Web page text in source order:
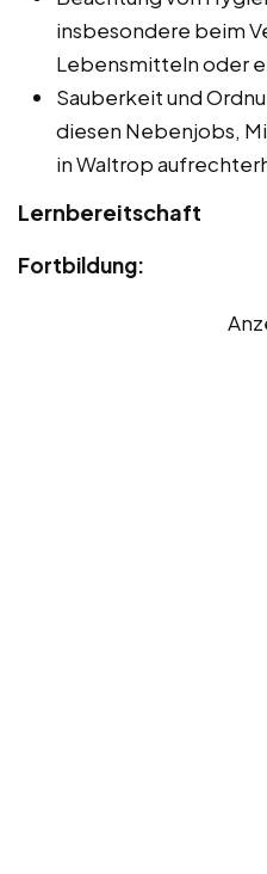
insbesondere beim
Lebensmitteln oder
Sauberkeit und
diesen Nebenjobs,
in Waltrop
Lernbereitschaft
Fortbildung: